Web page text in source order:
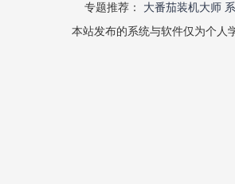
专题推荐： 大番茄装机大师
本站发布的系统与软件仅为个人